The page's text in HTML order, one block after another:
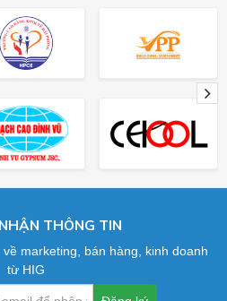
THÔNG TIN
marketing, bán hàng, kinh doanh
từ HIG